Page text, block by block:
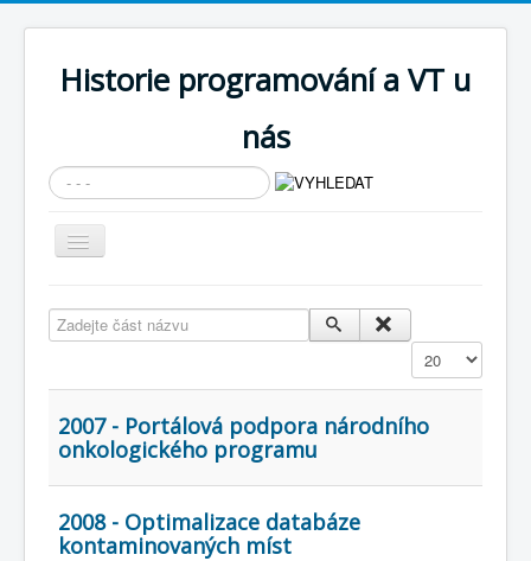
Historie programování a VT u
nás
Vyhledávání...
Přepnout
navigaci
Cíle expozice
Současnost SW a IT
KNIHOVNA
COBOL
Zadejte část názvu
Zobrazit
2007 - Portálová podpora národního
onkologického programu
2008 - Optimalizace databáze
kontaminovaných míst